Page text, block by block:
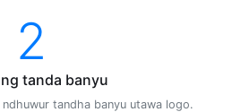
2
tanda banyu
tandha banyu utawa logo.